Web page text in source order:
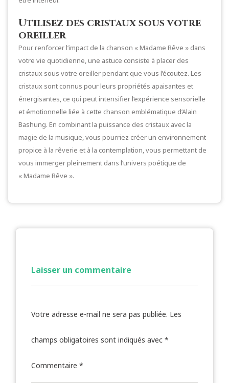
Utilisez des cristaux sous votre
oreiller
Pour renforcer l’impact de la chanson « Madame Rêve » dans
votre vie quotidienne, une astuce consiste à placer des
cristaux sous votre oreiller pendant que vous l’écoutez. Les
cristaux sont connus pour leurs propriétés apaisantes et
énergisantes, ce qui peut intensifier l’expérience sensorielle
et émotionnelle liée à cette chanson emblématique d’Alain
Bashung. En combinant la puissance des cristaux avec la
magie de la musique, vous pourriez créer un environnement
propice à la rêverie et à la contemplation, vous permettant de
vous immerger pleinement dans l’univers poétique de
« Madame Rêve ».
Laisser un commentaire
Votre adresse e-mail ne sera pas publiée. Les
champs obligatoires sont indiqués avec *
Commentaire *